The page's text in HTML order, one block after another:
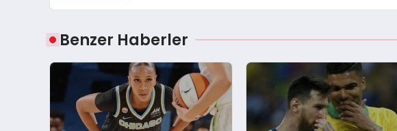
Benzer Haberler